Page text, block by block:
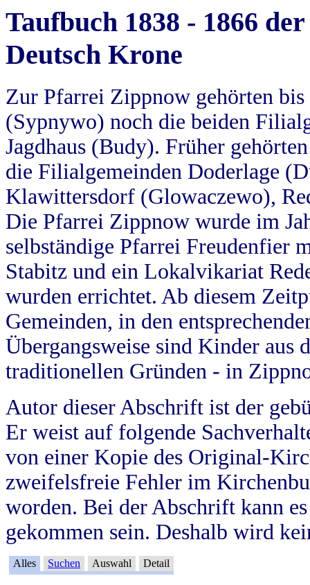
Taufbuch 1838 - 1866
Deutsch Krone
Zur Pfarrei Zippnow gehörten
(Sypnywo) noch die beiden
Jagdhaus (Budy). Früher
die Filialgemeinden Doderlage
Klawittersdorf (Glowaczewo),
Die Pfarrei Zippnow wurde im
selbständige Pfarrei Freudenfier
Stabitz und ein Lokalvikariat
wurden errichtet. Ab diesem
Gemeinden, in den
Übergangsweise sind Kinder aus
traditionellen Gründen - in
Autor dieser Abschrift ist der
Er weist auf folgende
von einer Kopie des Original-
zweifelsfreie Fehler im
worden. Bei der Abschrift kann
gekommen sein. Deshalb wird
Alles Suchen Auswahl Detail